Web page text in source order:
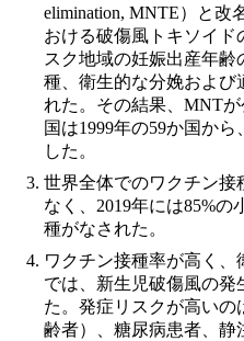
elimination, MNTE）と改
おける破傷風トキソイド
スク地域の妊娠出産年
種、衛生的な分娩および
れた。その結果、MNT
国は1999年の59か国か
した。
世界全体でのワクチン接
なく、2019年には85%
種がなされた。
ワクチン接種率が高く、
では、新生児破傷風の発
た。発症リスクが高いの
齢者）、糖尿病患者、静